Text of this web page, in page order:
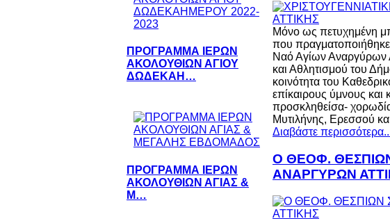
ΠΡΟΓΡΑΜΜΑ ΙΕΡΩΝ
ΑΚΟΛΟΥΘΙΩΝ ΑΓΙΟΥ
ΔΩΔΕΚΑΗ…
ΠΡΟΓΡΑΜΜΑ ΙΕΡΩΝ
ΑΚΟΛΟΥΘΙΩΝ ΑΓΙΑΣ &
Μ…
Μόνο ως πετυχημένη
που
Ναό Αγίων Αναργύρων
και Αθλητισμού του
κοινότητα του
επίκαιρους ύμνους
προσκληθείσα-
Μυτιλήνης, Ερεσσού
Διαβάστε
Ο ΘΕΟΦ.
ΑΝΑΡΓΥΡΩΝ